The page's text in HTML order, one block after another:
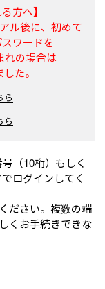
方へ】
ル後に、初めて
ワードを
れの場合は
た。
ら
ら
（10桁）もしく
ログインしてく
ださい。複数の端
くお手続きできな